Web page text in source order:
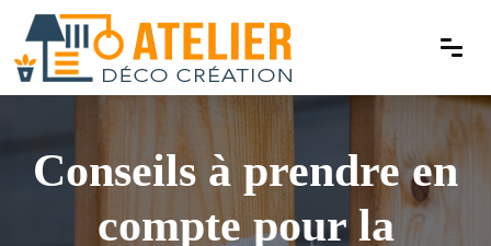
Conseils à prendre en
compte pour la